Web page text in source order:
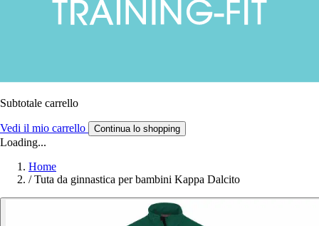
Subtotale carrello
Vedi il mio carrello Continua lo shopping
Loading...
Home
/ Tuta da ginnastica per bambini Kappa Dalcito